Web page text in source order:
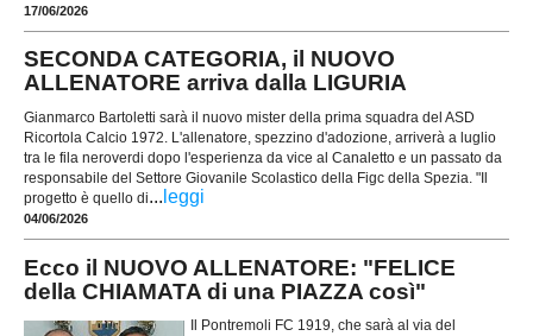
17/06/2026
SECONDA CATEGORIA, il NUOVO
ALLENATORE arriva dalla LIGURIA
Gianmarco Bartoletti sarà il nuovo mister della prima squadra del ASD
Ricortola Calcio 1972. L'allenatore, spezzino d'adozione, arriverà a luglio
tra le fila neroverdi dopo l'esperienza da vice al Canaletto e un passato da
responsabile del Settore Giovanile Scolastico della Figc della Spezia. "Il
progetto è quello di... leggi
04/06/2026
Ecco il NUOVO ALLENATORE: "FELICE
della CHIAMATA di una PIAZZA così"
Il Pontremoli FC 1919, che sarà al via del